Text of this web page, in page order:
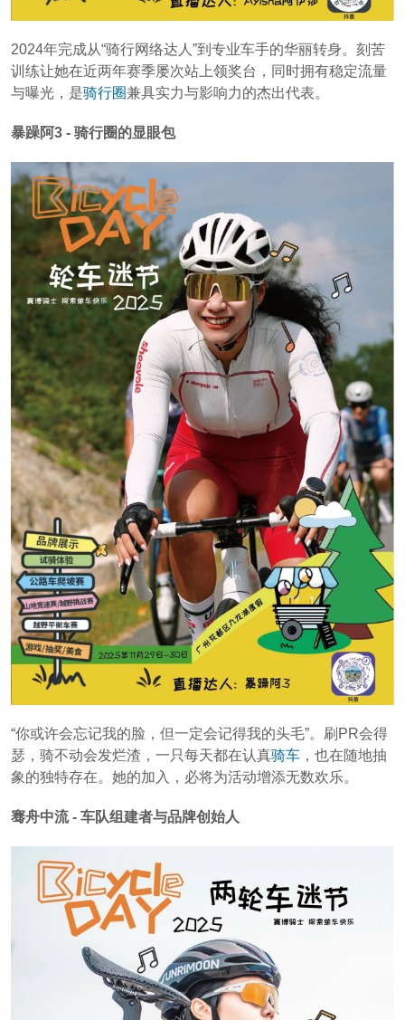
2024年完成从“骑行网络达人”到专业车手的华丽转身。刻苦
训练让她在近两年赛季屡次站上领奖台，同时拥有稳定流量
与曝光，是骑行圈兼具实力与影响力的杰出代表。
暴躁阿3 - 骑行圈的显眼包
“你或许会忘记我的脸，但一定会记得我的头毛”。刷PR会得
瑟，骑不动会发烂渣，一只每天都在认真骑车 ，也在随地抽
象的独特存在。她的加入，必将为活动增添无数欢乐。
骞舟中流 - 车队组建者与品牌创始人